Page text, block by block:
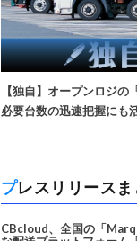
【独自】オープンロジ
必要台数の迅速把握にも
プレスリリース
CBcloud、全国の「